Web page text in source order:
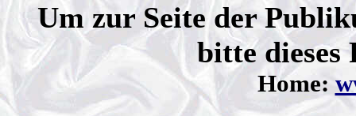
Um zur Seite der
bitte dieses
Home: